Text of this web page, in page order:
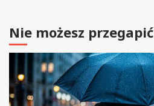
Nie możesz przegapić